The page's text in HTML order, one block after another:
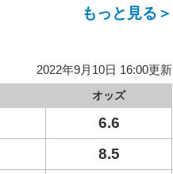
もっと見る＞
2022年9月10日 16:00更新
オッズ
6.6
8.5